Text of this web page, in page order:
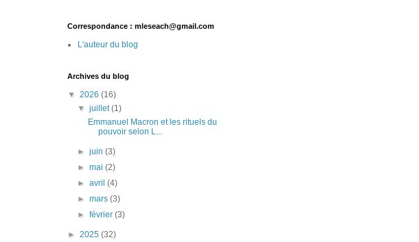
Correspondance : mleseach@gmail.com
L'auteur du blog
Archives du blog
▼ 2026 (16)
▼juillet(1)
Emmanuel Macron et les rituels du
pouvoir selon L...
►juin(3)
►mai(2)
►avril(4)
►mars(3)
►février(3)
► 2025 (32)